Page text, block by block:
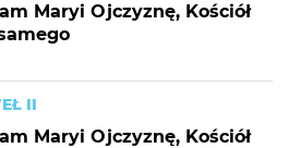
Maryi Ojczyznę, Kościół
II
Maryi Ojczyznę, Kościół